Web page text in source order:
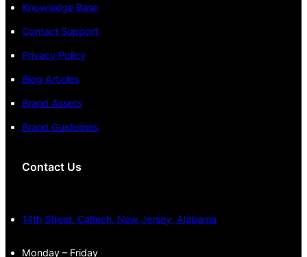
Knowledge Base
Contact Support
Privacy Policy
Blog Articles
Brand Assets
Brand Guidelines
Contact Us
14th Street, Caltech, New Jersey, Alabama
Monday – Friday